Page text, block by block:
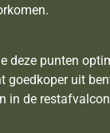
deze punten
goedkoper uit
in de